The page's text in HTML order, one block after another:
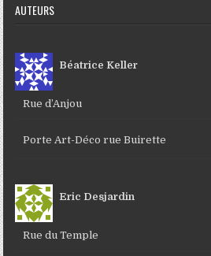
AUTEURS
Béatrice Keller
Rue d’Anjou
Porte Art-Déco rue Buirette
Eric Desjardin
Rue du Temple